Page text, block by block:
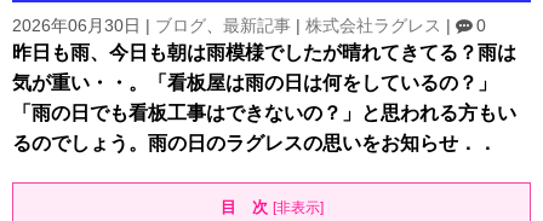
2026年06月30日 ブログ 最新記事 株式会社ラグレス 0
昨日も雨、今日も朝は雨模様でしたが晴れてきてる？雨は
気が重い・・。「看板屋は雨の日は何をしているの？」
「雨の日でも看板工事はできないの？」と思われる方もい
るのでしょう。雨の日のラグレスの思いをお知らせ．．
目 次 [非表示]